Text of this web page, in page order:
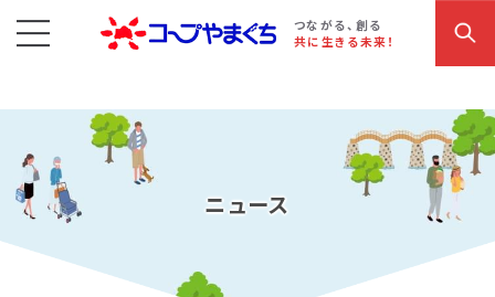
つながる、創る
共に生きる未来！
コープやまぐち お買い物・サービス こだわり商品 参加・イベント情報
ニュース